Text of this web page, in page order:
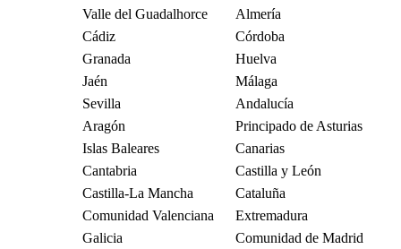
Valle del Guadalhorce
Almería
Cádiz
Córdoba
Granada
Huelva
Jaén
Málaga
Sevilla
Andalucía
Aragón
Principado de Asturias
Islas Baleares
Canarias
Cantabria
Castilla y León
Castilla-La Mancha
Cataluña
Comunidad Valenciana
Extremadura
Galicia
Comunidad de Madrid